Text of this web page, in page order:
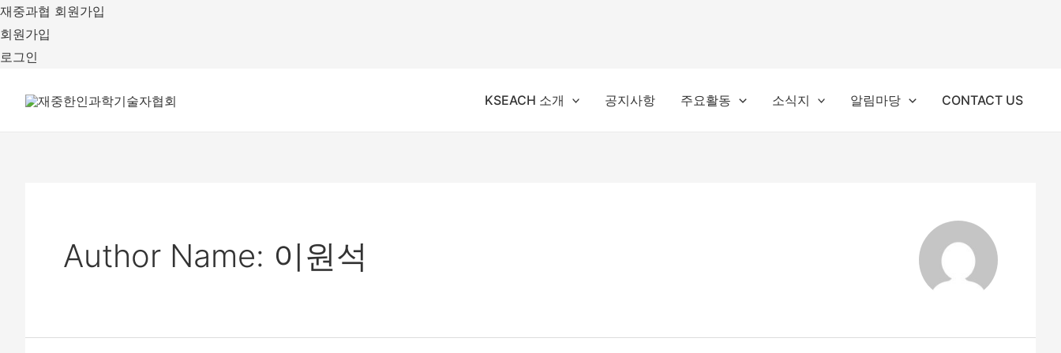
재중과협 회원가입
회원가입
로그인
KSEACH 소개 공지사항 주요활동 소식지 알림마당 CONTACT US
Author Name: 이원석